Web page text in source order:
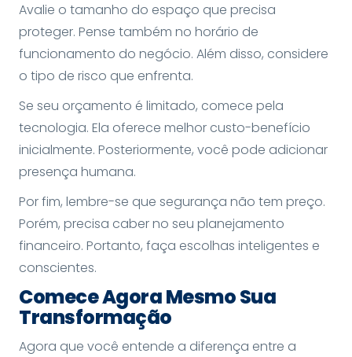
Avalie o tamanho do espaço que precisa
proteger. Pense também no horário de
funcionamento do negócio. Além disso, considere
o tipo de risco que enfrenta.
Se seu orçamento é limitado, comece pela
tecnologia. Ela oferece melhor custo-benefício
inicialmente. Posteriormente, você pode adicionar
presença humana.
Por fim, lembre-se que segurança não tem preço.
Porém, precisa caber no seu planejamento
financeiro. Portanto, faça escolhas inteligentes e
conscientes.
Comece Agora Mesmo Sua
Transformação
Agora que você entende a diferença entre a